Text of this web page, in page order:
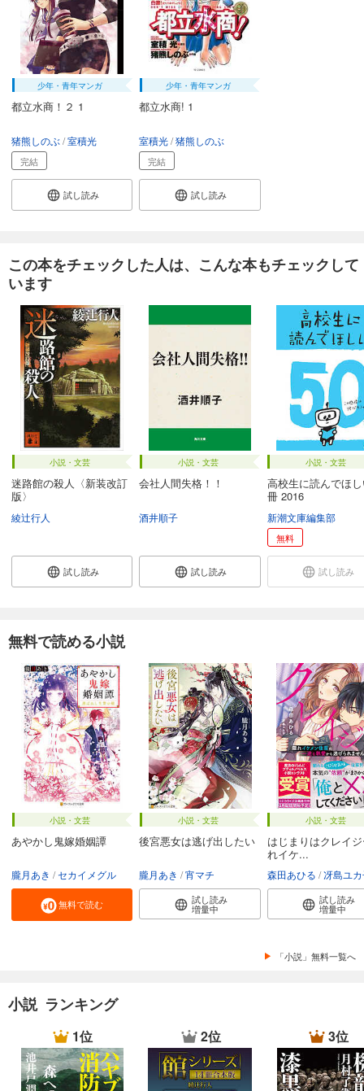
少年・青年マンガ
都立水商！２ 1
猪熊しのぶ 室積光
完結
試し読み
少年・青年マンガ
都立水商! 1
室積光 猪熊しのぶ
完結
試し読み
この本をチェックした人は、こんな本もチェックして
います
小説・文芸
迷路館の殺人〈新装改訂
版〉
綾辻行人
試し読み
小説・文芸
会社人間失格！！
酒井順子
試し読み
小説・文芸
高校生に読んでほ
冊 2016
新潮文庫編集部
無料
試し読み
無料で読める小説
小説・文芸
あやかし鬼嫁婚姻譚
朧月あき セカイメグル
無料で読む
小説・文芸
後宮悪女は逃げ出したい
朧月あき 宵マチ
試し読み
増量中
小説・文芸
はじまりはクレイ
れイケ...
森田あひる 冴島ユ
試し読み
増量中
「小説」無料一覧へ
小説 ランキング
1位 2位 3位